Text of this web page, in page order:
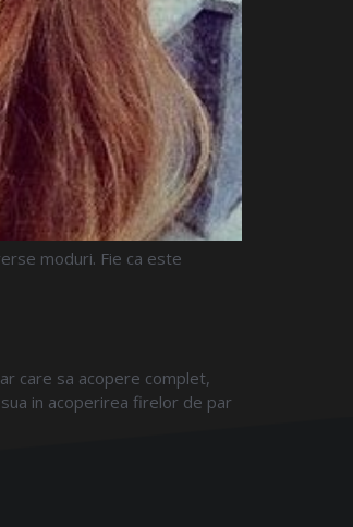
moduri. Fie ca este
care sa acopere complet,
in acoperirea firelor de par